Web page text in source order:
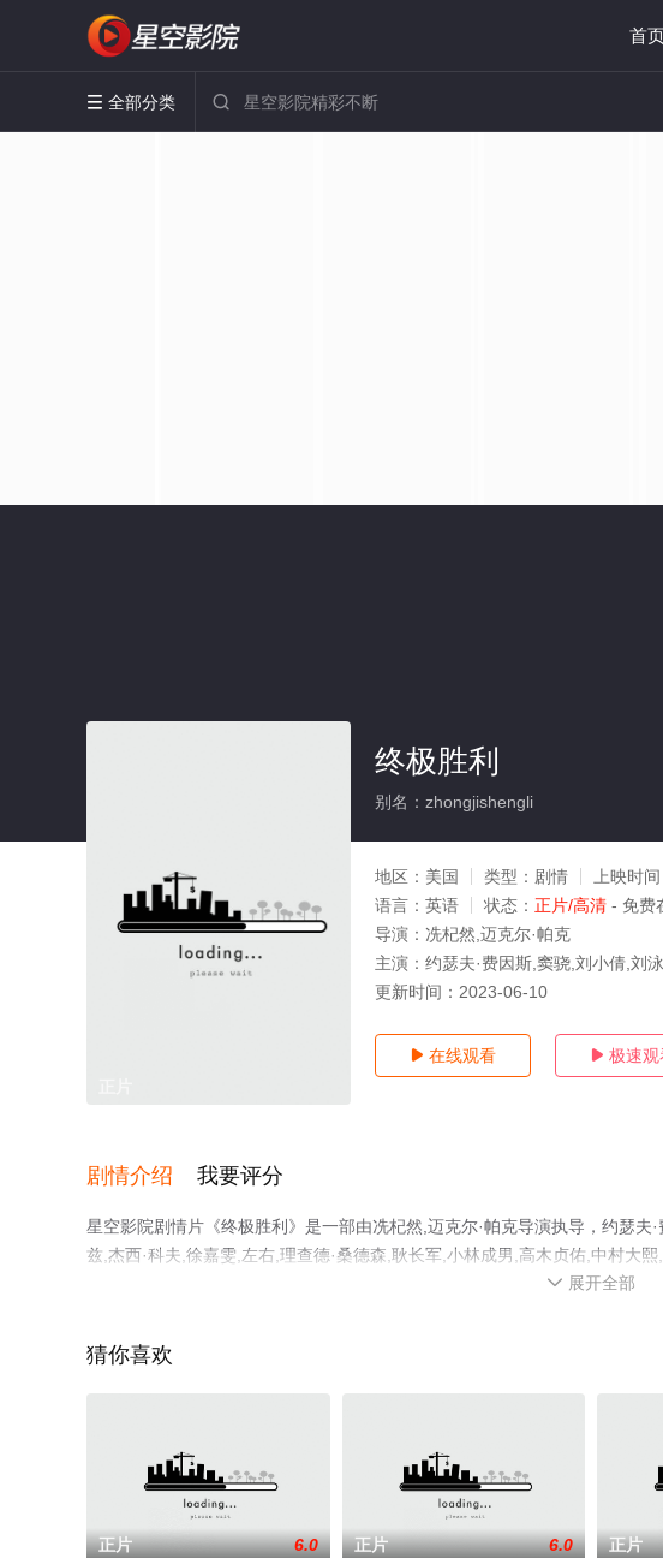
首
 全部分类 
终极胜利
别名：zhongjishengli
地区： 美国 类型： 剧情 上映时间
语言： 英语 状态： 正片/高清 - 免费
导演： 冼杞然,迈克尔·帕克
主演： 约瑟夫·费因斯,窦骁,刘小倩,刘
更新时间： 2023-06-10
 在线观看  极速观
剧情介绍 我要评分
星空影院剧情片《终极胜利》是一部由冼杞然,迈克尔·帕克导演执导，约瑟
兹,杰西·科夫,徐嘉雯,左右,理查德·桑德森,耿长军,小林成男,高木贞佑,中村大熙
盖娃,帕特里斯·波乔尔,战天泽,丹尼尔·法格兰,黄玮霖,何淑霞,陈泓瑄,盖比特·
 展开全部
猜你喜欢
正片 6.0 正片 6.0 正片